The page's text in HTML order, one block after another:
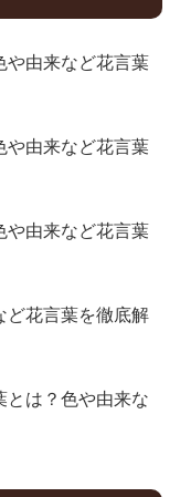
や由来など花言葉
や由来など花言葉
や由来など花言葉
ど花言葉を徹底解
とは？色や由来な